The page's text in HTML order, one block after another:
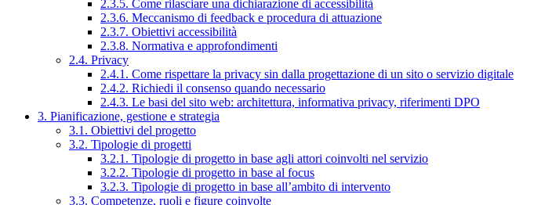
2.3.5. Come rilasciare una dichiarazione di accessibilità
2.3.6. Meccanismo di feedback e procedura di attuazione
2.3.7. Obiettivi accessibilità
2.3.8. Normativa e approfondimenti
2.4. Privacy
2.4.1. Come rispettare la privacy sin dalla progettazione di un sito o servizio digitale
2.4.2. Richiedi il consenso quando necessario
2.4.3. Le basi del sito web: architettura, informativa privacy, riferimenti DPO
3. Pianificazione, gestione e strategia
3.1. Obiettivi del progetto
3.2. Tipologie di progetti
3.2.1. Tipologie di progetto in base agli attori coinvolti nel servizio
3.2.2. Tipologie di progetto in base al focus
3.2.3. Tipologie di progetto in base all’ambito di intervento
3.3. Competenze, ruoli e figure coinvolte